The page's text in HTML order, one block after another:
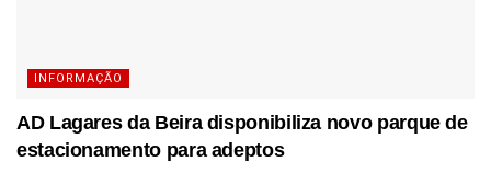
INFORMAÇÃO
AD Lagares da Beira disponibiliza novo parque de
estacionamento para adeptos